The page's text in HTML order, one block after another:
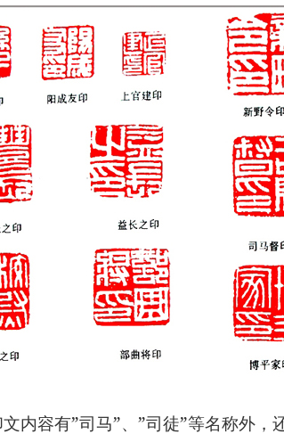
内容有”司马”、”司徒”等名称外，